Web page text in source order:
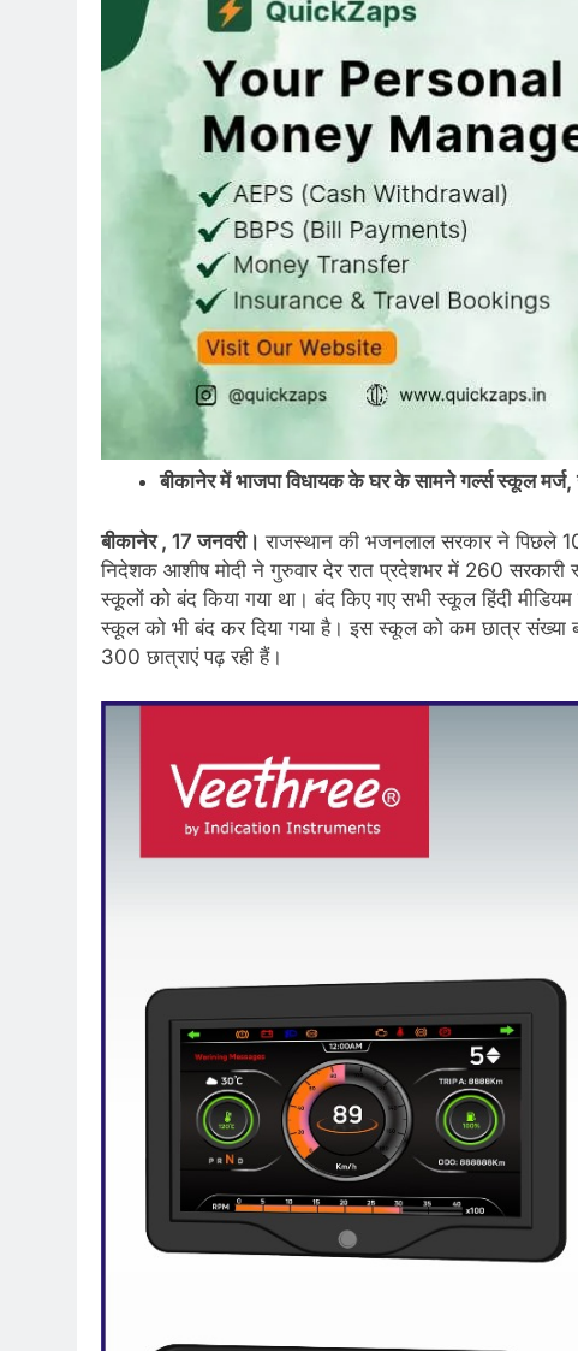
बीकानेर में भाजपा विधायक के घर के सामने गर्ल्स स्कूल मर्ज,
बीकानेर , 17 जनवरी। राजस्थान की भजनलाल सरकार ने पिछले
निदेशक आशीष मोदी ने गुरुवार देर रात प्रदेशभर में 260
स्कूलों को बंद किया गया था। बंद किए गए सभी स्कूल हिंदी
स्कूल को भी बंद कर दिया गया है। इस स्कूल को कम छात्र संख्या
300 छात्राएं पढ़ रही हैं।